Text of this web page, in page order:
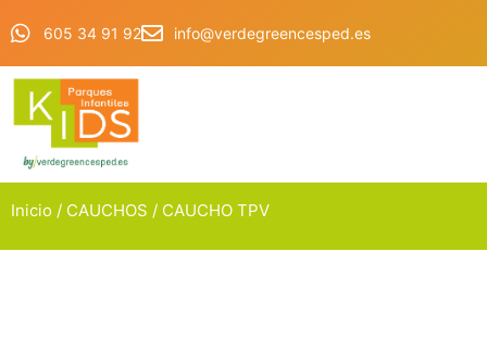
605 34 91 92 info@verdegreencesped.es
Inicio / CAUCHOS / CAUCHO TPV